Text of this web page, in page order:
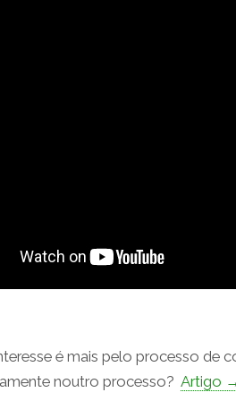
é mais pelo processo
noutro processo? Artigo